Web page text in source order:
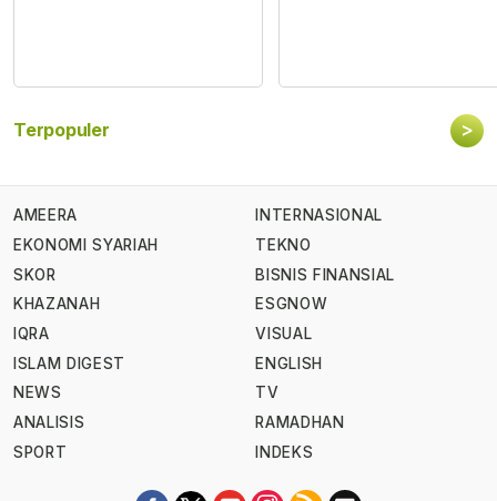
Terpopuler >
AMEERA
EKONOMI SYARIAH
SKOR
KHAZANAH
IQRA
ISLAM DIGEST
NEWS
ANALISIS
SPORT
INTERNASIONAL
TEKNO
BISNIS FINANSIAL
ESGNOW
VISUAL
ENGLISH
TV
RAMADHAN
INDEKS